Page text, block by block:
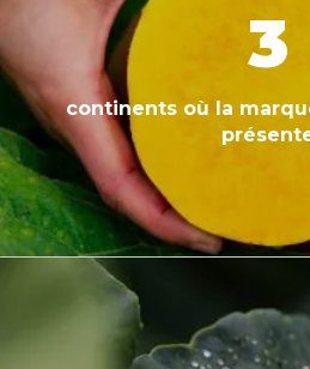
3
continents où la